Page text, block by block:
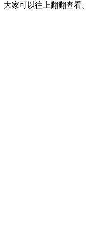
大家可以往上翻翻查看。